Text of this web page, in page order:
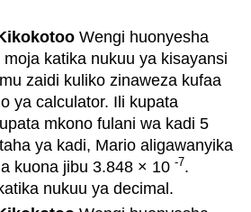
Wengi huonyesha
katika nukuu ya kisayansi
zaidi kuliko zinaweza kufaa
ya calculator. Ili kupata
mkono fulani wa kadi 5
ya kadi, Mario aligawanyika
kuona jibu 3.848 × 10-7.
nukuu ya decimal.